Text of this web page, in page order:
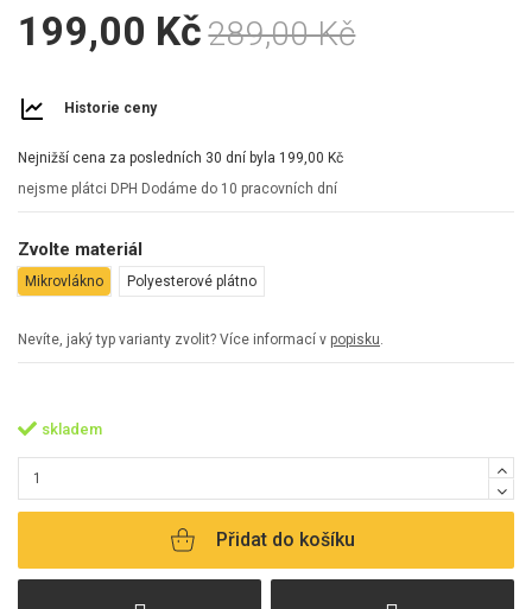
199,00 Kč289,00 Kč
Historie ceny
Nejnižší cena za posledních 30 dní byla 199,00 Kč
nejsme plátci DPH Dodáme do 10 pracovních dní
Zvolte materiál
Mikrovlákno Polyesterové plátno
Nevíte, jaký typ varianty zvolit? Více informací v popisku
skladem
Přidat do košíku